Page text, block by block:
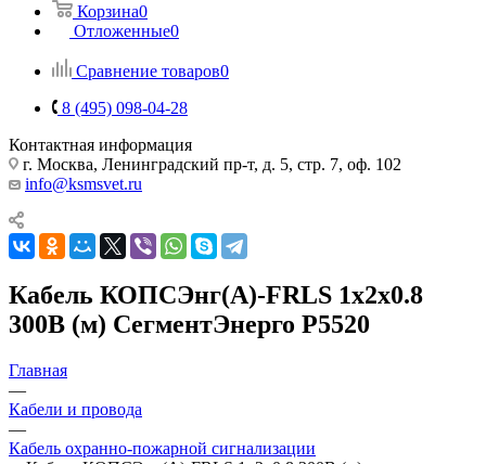
Корзина0
Отложенные0
Сравнение товаров0
8 (495) 098-04-28
Контактная информация
г. Москва, Ленинградский пр-т, д. 5, стр. 7, оф. 102
info@ksmsvet.ru
Кабель КОПСЭнг(А)-FRLS 1х2х0.8
300В (м) СегментЭнерго Р5520
Главная
—
Кабели и провода
—
Кабель охранно-пожарной сигнализации